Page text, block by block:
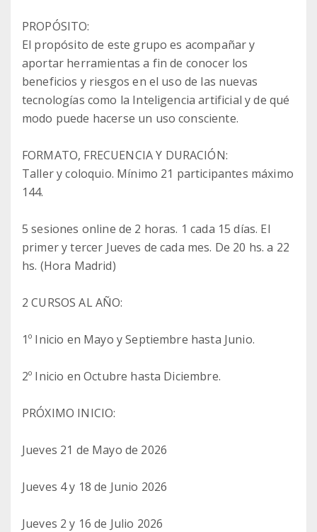
PROPÓSITO:
El propósito de este grupo es acompañar y
aportar herramientas a fin de conocer los
beneficios y riesgos en el uso de las nuevas
tecnologías como la Inteligencia artificial y de qué
modo puede hacerse un uso consciente.
FORMATO, FRECUENCIA Y DURACIÓN:
Taller y coloquio. Mínimo 21 participantes máximo
144.
5 sesiones online de 2 horas. 1 cada 15 días. El
primer y tercer Jueves de cada mes. De 20 hs. a 22
hs. (Hora Madrid)
2 CURSOS AL AÑO:
1º Inicio en Mayo y Septiembre hasta Junio.
2º Inicio en Octubre hasta Diciembre.
PRÓXIMO INICIO:
Jueves 21 de Mayo de 2026
Jueves 4 y 18 de Junio 2026
Jueves 2 y 16 de Julio 2026